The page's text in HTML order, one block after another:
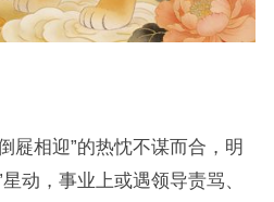
屣相迎”的热忱不谋而合，明
动，事业上或遇领导责骂、